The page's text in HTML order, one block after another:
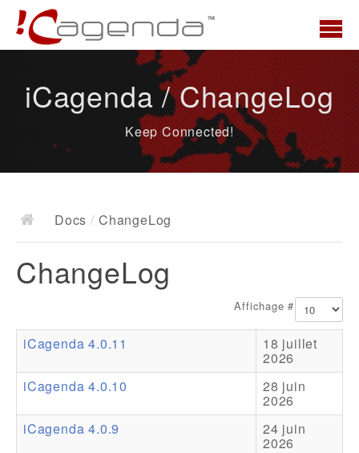
News
Docs
Documentation
Ressources
Addons
Theme Packs
iCagenda / ChangeLog
Keep Connected!
Docs / ChangeLog
ChangeLog
Affichage #
iCagenda 4.0.11 18 juillet
2026
iCagenda 4.0.10
28 juin
2026
iCagenda 4.0.9
24 juin
2026